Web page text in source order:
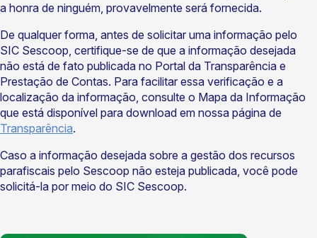
a honra de ninguém, provavelmente será fornecida.
De qualquer forma, antes de solicitar uma informação pelo
SIC Sescoop, certifique-se de que a informação desejada
não está de fato publicada no Portal da Transparência e
Prestação de Contas. Para facilitar essa verificação e a
localização da informação, consulte o Mapa da Informação
que está disponível para download em nossa página de
Transparência.
Caso a informação desejada sobre a gestão dos recursos
parafiscais pelo Sescoop não esteja publicada, você pode
solicitá-la por meio do SIC Sescoop.